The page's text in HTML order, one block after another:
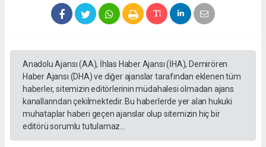
Anadolu Ajansı (AA), İhlas Haber Ajansı (İHA), Demirören
Haber Ajansı (DHA) ve diğer ajanslar tarafından eklenen tüm
haberler, sitemizin editörlerinin müdahalesi olmadan ajans
kanallarından çekilmektedir. Bu haberlerde yer alan hukuki
muhataplar haberi geçen ajanslar olup sitemizin hiç bir
editörü sorumlu tutulamaz...